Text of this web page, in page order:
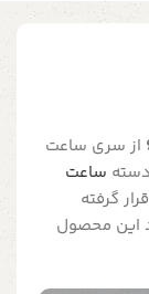
از سری ساعت
ساعت
گرفته
این محصول